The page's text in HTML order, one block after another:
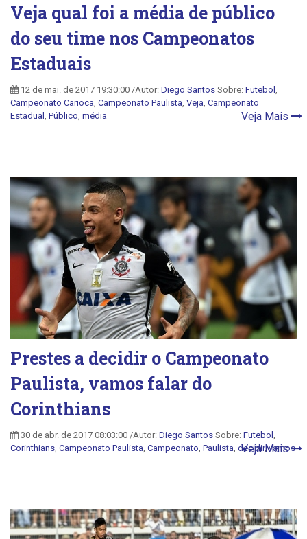
Veja qual foi a média de público
do seu time nos Campeonatos
Estaduais
12 de mai. de 2017 19:30:00 /Autor: Diego Santos Sobre: Futebol
Campeonato Carioca Campeonato Paulista Veja Campeonato
Estadual
Público média Veja Mais
Prestes a decidir o Campeonato
Paulista, vamos falar do
Corinthians
30 de abr. de 2017 08:03:00 /Autor: Diego Santos Sobre: Futebol ,
Corinthians, Campeonato Paulista, Campeonato, Paulista, decidir,vamos
Veja Mais